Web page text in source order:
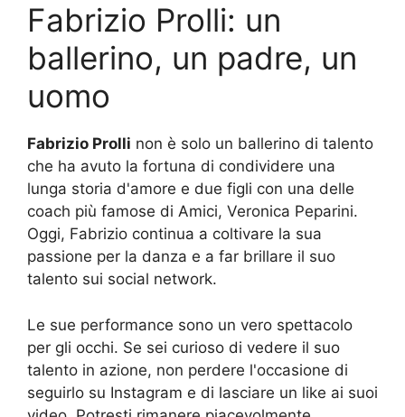
Fabrizio Prolli: un
ballerino, un padre, un
uomo
Fabrizio Prolli non è solo un ballerino di talento
che ha avuto la fortuna di condividere una
lunga storia d'amore e due figli con una delle
coach più famose di Amici, Veronica Peparini.
Oggi, Fabrizio continua a coltivare la sua
passione per la danza e a far brillare il suo
talento sui social network.
Le sue performance sono un vero spettacolo
per gli occhi. Se sei curioso di vedere il suo
talento in azione, non perdere l'occasione di
seguirlo su Instagram e di lasciare un like ai suoi